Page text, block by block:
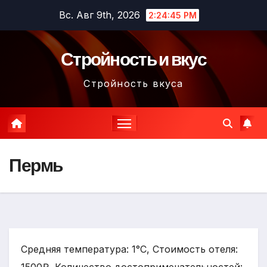
содержимому
Вс. Авг 9th, 2026 2:24:47 PM
Стройность и вкус
Стройность вкуса
Пермь
Средняя температура: 1°C, Стоимость отеля: